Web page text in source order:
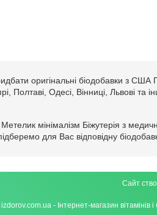
оригінальні біодобавки з
Полтаві, Одесі, Вінниці, Львові
мінімалізм Біжутерія з
для Вас відповідну
Сайт